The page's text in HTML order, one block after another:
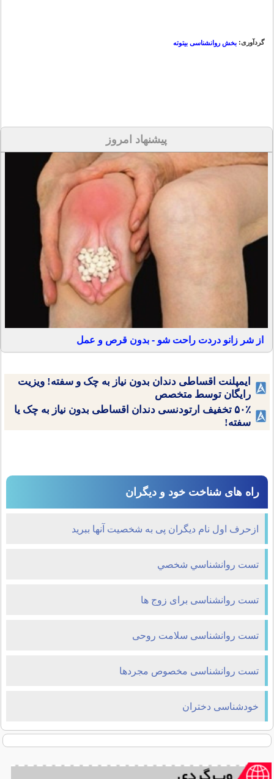
گردآوری: بخش روانشناسی بیتوته
پیشنهاد امروز
از شر زانو دردت راحت شو - بدون قرص و عمل
ایمپلنت اقساطی دندان بدون نیاز به چک و سفته! ویزیت
رایگان توسط متخصص
۵۰٪ تخفیف ارتودنسی دندان اقساطی بدون نیاز به چک یا
سفته!
راه های شناخت خود و دیگران
ازحرف اول نام دیگران پی به شخصیت آنها ببرید
تست روانشناسي شخصي
تست روانشناسی برای زوج ها
تست روانشناسی سلامت روحی
تست روانشناسی مخصوص مجردها
خودشناسی دختران